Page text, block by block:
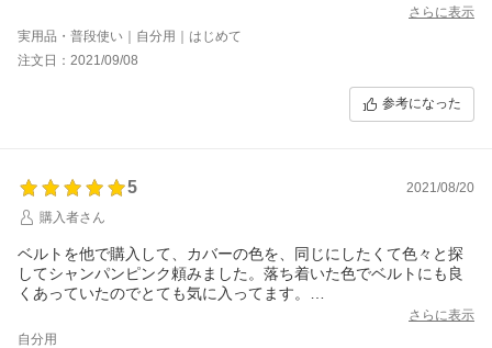
さらに表示
実用品・普段使い｜自分用｜はじめて
注文日：2021/09/08
参考になった
5
2021/08/20
購入者さん
ベルトを他で購入して、カバーの色を、同じにしたくて色々と探
してシャンパンピンク頼みました。落ち着いた色でベルトにも良
くあっていたのでとても気に入ってます。
全体をカバーしてくれるので、本体に傷がつかなくて安心して使
用してます。
さらに表示
自分用